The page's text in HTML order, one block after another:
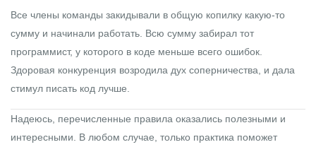
Все члены команды закидывали в общую копилку какую-то
сумму и начинали работать. Всю сумму забирал тот
программист, у которого в коде меньше всего ошибок.
Здоровая конкуренция возродила дух соперничества, и дала
стимул писать код лучше.
Надеюсь, перечисленные правила оказались полезными и
интересными. В любом случае, только практика поможет